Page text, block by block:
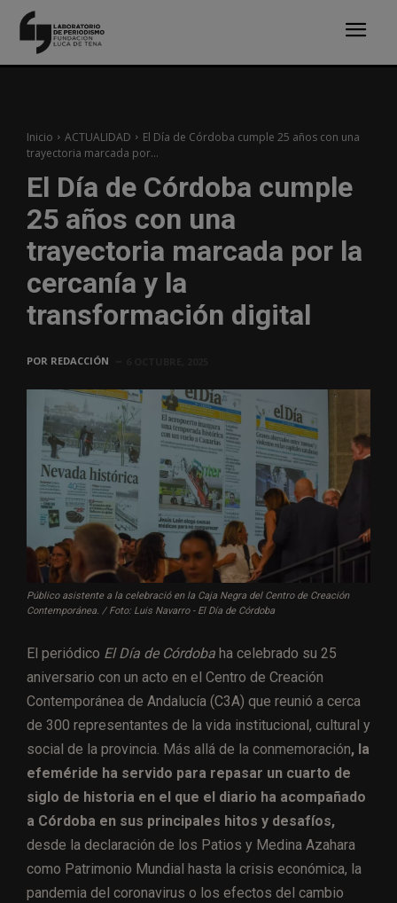
Inicio ACTUALIDAD
El Día de Córdoba cumple 25 años con una
trayectoria marcada por...
El Día de Córdoba cumple
25 años con una
trayectoria marcada por la
cercanía y la
transformación digital
POR REDACCIÓN
Público asistente a la celebració en la Caja Negra del Centro de Creación
Contemporánea. / Foto: Luis Navarro - El Día de Córdoba
El periódico El Día de Córdoba ha celebrado su 25
aniversario con un acto en el Centro de Creación
Contemporánea de Andalucía (C3A) que reunió a cerca
de 300 representantes de la vida institucional, cultural y
social de la provincia. Más allá de la conmemoración, la
efeméride ha servido para repasar un cuarto de
siglo de historia en el que el diario ha acompañado
a Córdoba en sus principales hitos y desafíos,
desde la declaración de los Patios y Medina Azahara
como Patrimonio Mundial hasta la crisis económica, la
pandemia del coronavirus o los efectos del cambio